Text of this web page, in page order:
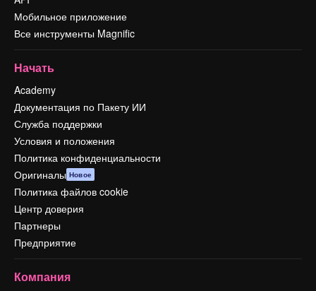
Мобильное приложение
Все инструменты Magnific
Начать
Academy
Документация по Пакету ИИ
Служба поддержки
Условия и положения
Политика конфиденциальности
Оригиналы Новое
Политика файлов cookie
Центр доверия
Партнеры
Предприятие
Компания